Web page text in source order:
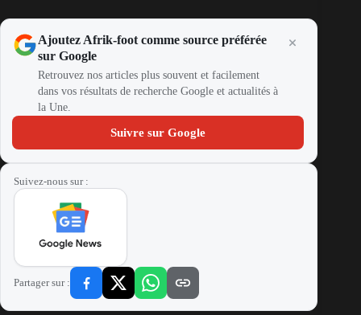
Ajoutez Afrik-foot comme source préférée
sur Google
Retrouvez nos articles plus souvent et facilement
dans vos résultats de recherche Google et actualités à
la Une.
Suivre sur Google
Suivez-nous sur :
Partager sur :